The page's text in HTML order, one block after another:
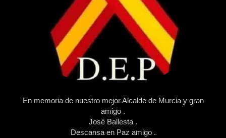
En memoria de nuestro mejor Alcalde de Murcia y gran
amigo .
José Ballesta .
Descansa en Paz amigo .